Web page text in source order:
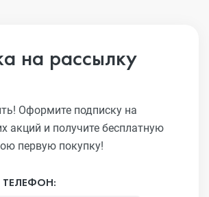
на рассылку
Оформите подписку на
акций и получите бесплатную
первую покупку!
ТЕЛЕФОН: